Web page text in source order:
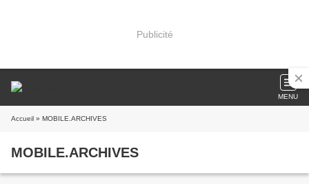
Publicité
MENU
Accueil » MOBILE.ARCHIVES
MOBILE.ARCHIVES